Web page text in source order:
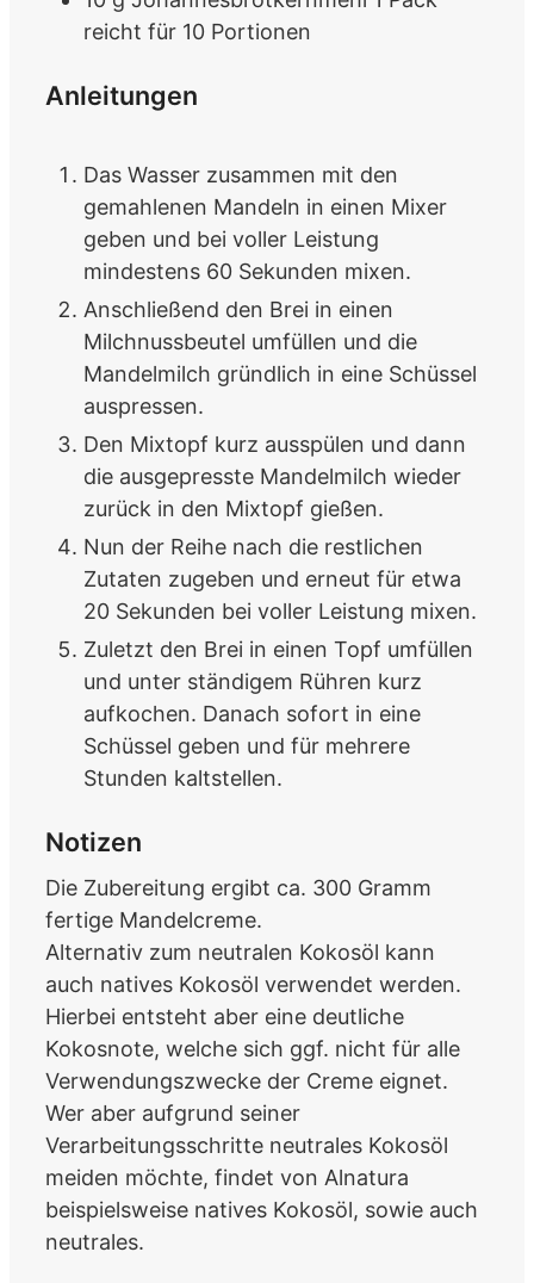
reicht für 10 Portionen
Anleitungen
Das Wasser zusammen mit den
gemahlenen Mandeln in einen Mixer
geben und bei voller Leistung
mindestens 60 Sekunden mixen.
Anschließend den Brei in einen
Milchnussbeutel umfüllen und die
Mandelmilch gründlich in eine Schüssel
auspressen.
Den Mixtopf kurz ausspülen und dann
die ausgepresste Mandelmilch wieder
zurück in den Mixtopf gießen.
Nun der Reihe nach die restlichen
Zutaten zugeben und erneut für etwa
20 Sekunden bei voller Leistung mixen.
Zuletzt den Brei in einen Topf umfüllen
und unter ständigem Rühren kurz
aufkochen. Danach sofort in eine
Schüssel geben und für mehrere
Stunden kaltstellen.
Notizen
Die Zubereitung ergibt ca. 300 Gramm
fertige Mandelcreme.
Alternativ zum neutralen Kokosöl kann
auch natives Kokosöl verwendet werden.
Hierbei entsteht aber eine deutliche
Kokosnote, welche sich ggf. nicht für alle
Verwendungszwecke der Creme eignet.
Wer aber aufgrund seiner
Verarbeitungsschritte neutrales Kokosöl
meiden möchte, findet von Alnatura
beispielsweise natives Kokosöl, sowie auch
neutrales.